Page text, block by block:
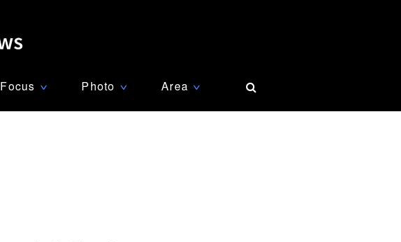
Focus ∨ Photo ∨ Area ∨